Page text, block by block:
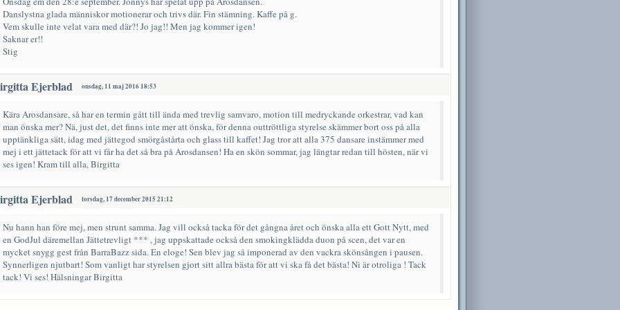
Danslystna glada människor motionerar och trivs där. Fin stämning. Kaffe på g.
Vem skulle inte velat vara med där?! Jo jag!! Men jag kommer igen!
Saknar er!!
Stig
Ejerblad onsdag, 11 maj 2016 18:53
Kära Arosdansare, så har en termin gått till ända med trevlig samvaro, motion till medryckande orkestrar, vad kan
man önska mer? Nä, just det, det finns inte mer att önska, för denna outtröttliga styrelse skämmer bort oss på alla
upptänkliga sätt, idag med jättegod smörgåstårta och glass till kaffet! Jag tror att alla 375 dansare instämmer med
mej i ett jättetack för att vi får ha det så bra på Arosdansen! Ha en skön sommar, jag längtar redan till hösten, när vi
ses igen! Kram till alla, Birgitta
Ejerblad torsdag, 17 december 2015 21:12
Nu hann han före mej, men strunt samma. Jag vill också tacka för det gångna året och önska alla ett Gott Nytt, med
en GodJul däremellan Jättetrevligt *** , jag uppskattade också den smokingklädda duon på scen, det var en
mycket snygg gest från BarraBazz sida. En eloge! Sen blev jag så imponerad av den vackra skönsången i pausen.
Synnerligen njutbart! Som vanligt har styrelsen gjort sitt allra bästa för att vi ska få det bästa! Ni är otroliga ! Tack
tack! Vi ses! Hälsningar Birgitta